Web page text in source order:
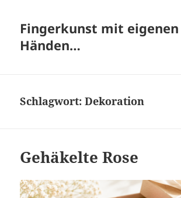
Fingerkunst mit eigenen
Händen…
Schlagwort:Dekoration
Gehäkelte Rose